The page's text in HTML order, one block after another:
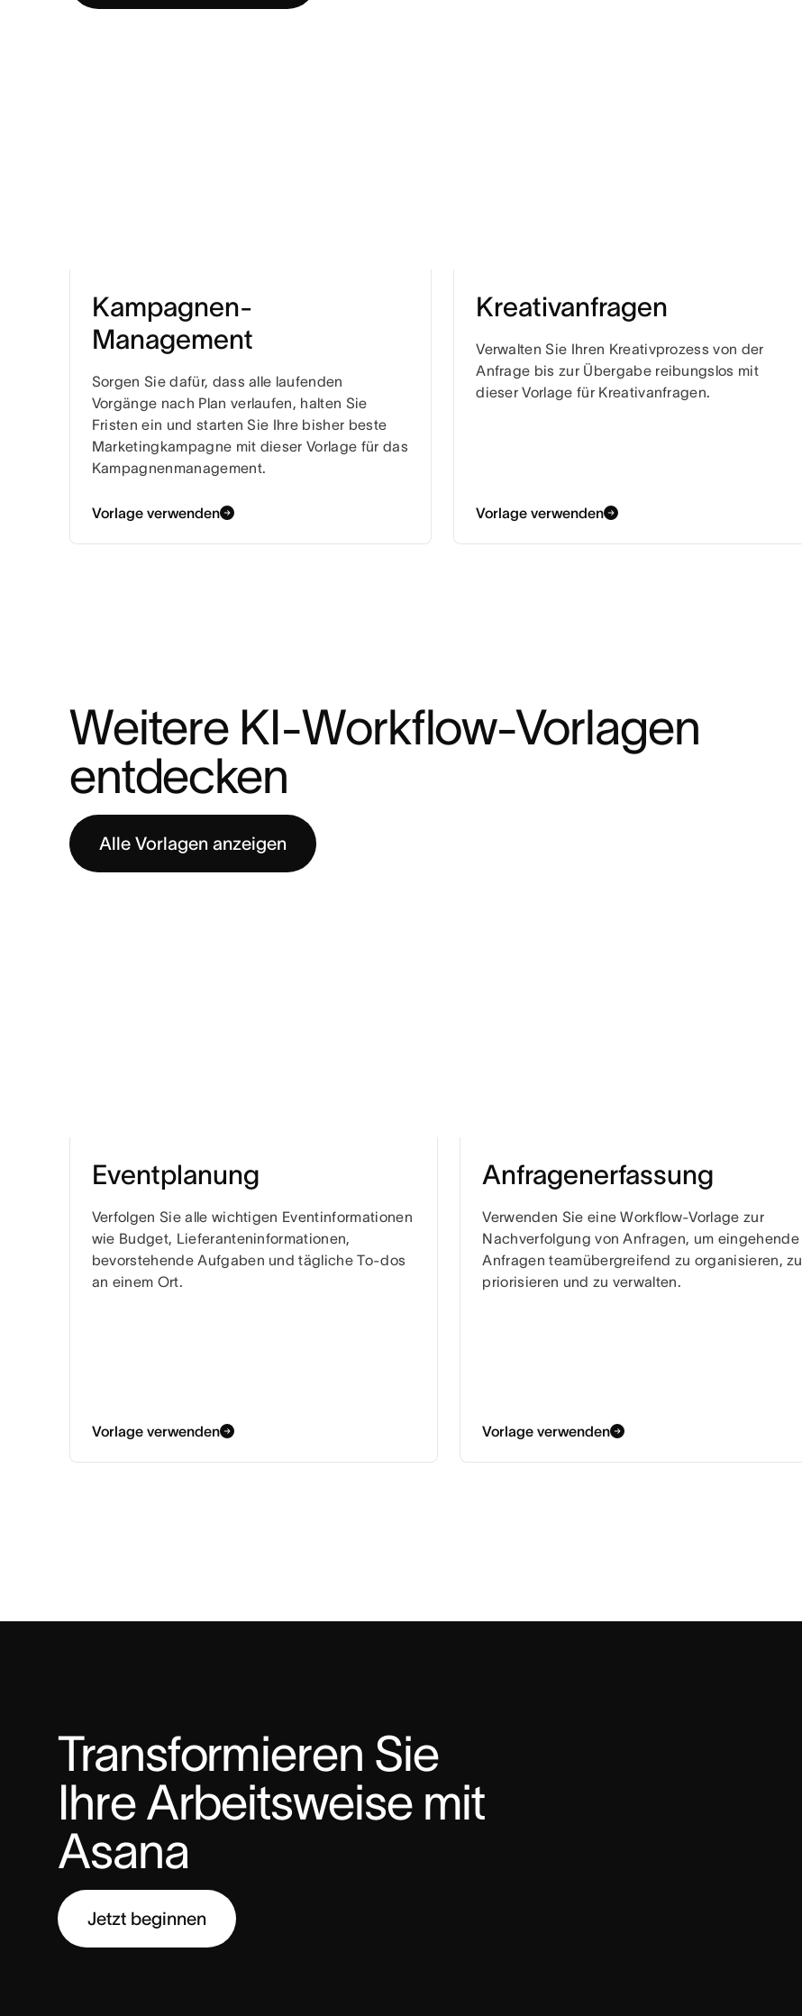
Kampagnen-
Management
Sorgen Sie dafür, dass alle laufenden
Vorgänge nach Plan verlaufen, halten Sie
Fristen ein und starten Sie Ihre bisher beste
Marketingkampagne mit dieser Vorlage für das
Kampagnenmanagement.
Vorlage verwenden
Kreativanfragen
Verwalten Sie Ihren Kreativprozess von der
Anfrage bis zur Übergabe reibungslos mit
dieser Vorlage für Kreativanfragen.
Vorlage verwenden
Weitere KI-Workflow-Vorlagen
entdecken
Alle Vorlagen anzeigen
Eventplanung
Verfolgen Sie alle wichtigen Eventinformationen
wie Budget, Lieferanteninformationen,
bevorstehende Aufgaben und tägliche To-dos
an einem Ort.
Vorlage verwenden
Anfragenerfassung
Verwenden Sie eine Workflow-Vorlage zur
Nachverfolgung von Anfragen, um eingehende
Anfragen teamübergreifend zu organisieren, zu
priorisieren und zu verwalten.
Vorlage verwenden
Transformieren Sie
Ihre Arbeitsweise mit
Asana
Jetzt beginnen